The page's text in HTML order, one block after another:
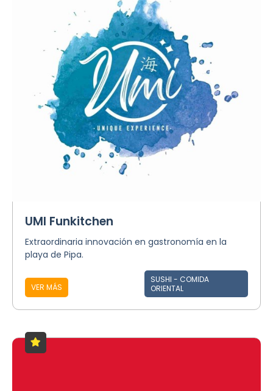
UMI Funkitchen
Extraordinaria innovación en gastronomía en la
playa de Pipa.
VER MÁS
SUSHI - COMIDA
ORIENTAL